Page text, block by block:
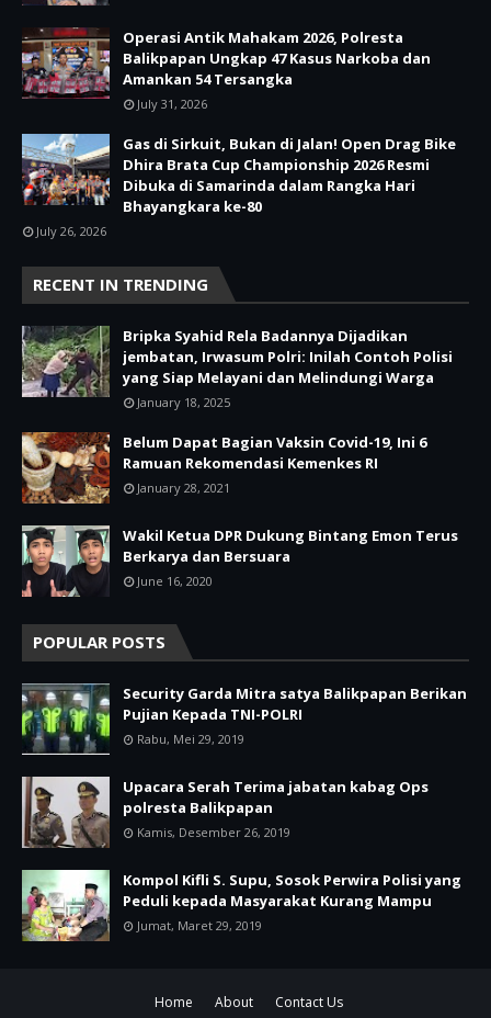
Operasi Antik Mahakam 2026, Polresta
Balikpapan Ungkap 47 Kasus Narkoba dan
Amankan 54 Tersangka
July 31, 2026
Gas di Sirkuit, Bukan di Jalan! Open Drag Bike
Dhira Brata Cup Championship 2026 Resmi
Dibuka di Samarinda dalam Rangka Hari
Bhayangkara ke-80
July 26, 2026
RECENT IN TRENDING
Bripka Syahid Rela Badannya Dijadikan
jembatan, Irwasum Polri: Inilah Contoh Polisi
yang Siap Melayani dan Melindungi Warga
January 18, 2025
Belum Dapat Bagian Vaksin Covid-19, Ini 6
Ramuan Rekomendasi Kemenkes RI
January 28, 2021
Wakil Ketua DPR Dukung Bintang Emon Terus
Berkarya dan Bersuara
June 16, 2020
POPULAR POSTS
Security Garda Mitra satya Balikpapan Berikan
Pujian Kepada TNI-POLRI
Rabu, Mei 29, 2019
Upacara Serah Terima jabatan kabag Ops
polresta Balikpapan
Kamis, Desember 26, 2019
Kompol Kifli S. Supu, Sosok Perwira Polisi yang
Peduli kepada Masyarakat Kurang Mampu
Jumat, Maret 29, 2019
Home About Contact Us